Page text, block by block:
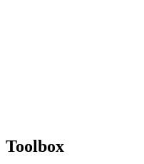
Toolbox